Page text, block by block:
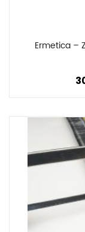
Ermetica –